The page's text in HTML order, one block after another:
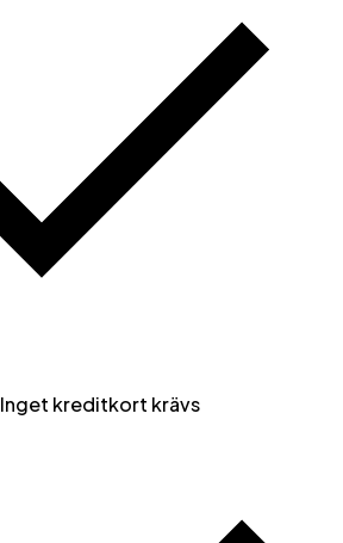
Inget kreditkort krävs